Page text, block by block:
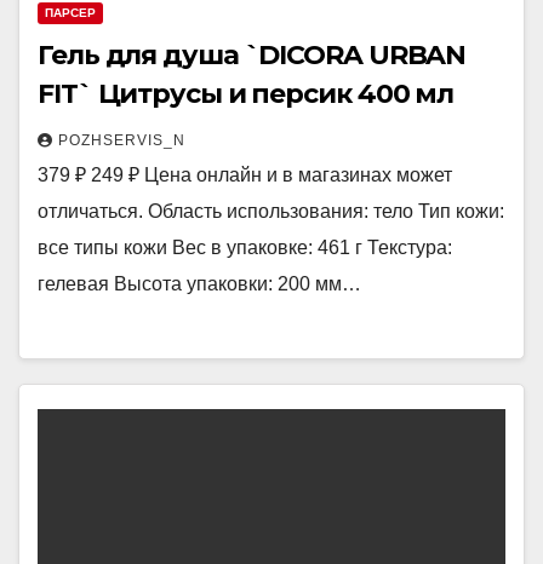
ПАРСЕР
Гель для душа `DICORA URBAN
FIT` Цитрусы и персик 400 мл
POZHSERVIS_N
379 ₽ 249 ₽ Цена онлайн и в магазинах может
отличаться. Область использования: тело Тип кожи:
все типы кожи Вес в упаковке: 461 г Текстура:
гелевая Высота упаковки: 200 мм…